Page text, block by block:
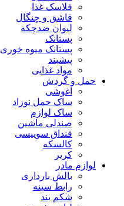
فلاسک غذا
قاشق و چنگال
لیوان ضدچکه
پستانک
پستانک میوه خوری
پیشبند
مواد غذایی
حمل و گردش
آغوشی
ساک حمل نوزاد
ساک لوازم
صندلی ماشین
قنداق سوییسی
کالسکه
کریر
لوازم مادر
بالش بارداری
رابط سینه
شکم بند